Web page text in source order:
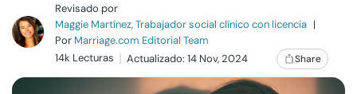
Relaciones
Familia
Revisado por
Maggie Martínez, Trabajador social clínico con licencia |
Por Marriage.com Editorial Team
14k Lecturas
Actualizado: 14 Nov, 2024 Share